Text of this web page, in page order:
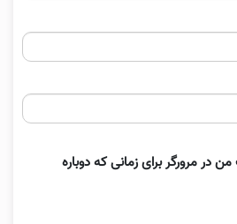
در مرورگر برای زمانی که دوباره